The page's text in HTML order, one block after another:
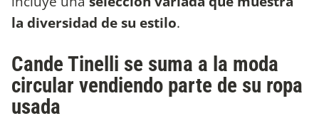
la diversidad de su estilo.
Cande Tinelli se suma a la moda
circular vendiendo parte de su ropa
usada